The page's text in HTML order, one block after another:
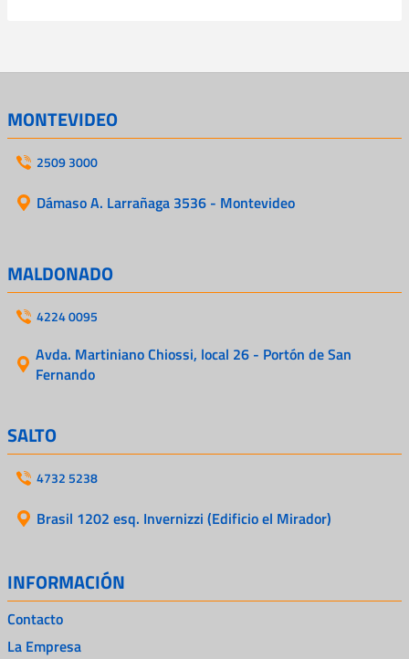
MONTEVIDEO
2509 3000
Dámaso A. Larrañaga 3536 - Montevideo
MALDONADO
4224 0095
Avda. Martiniano Chiossi, local 26 - Portón de San
Fernando
SALTO
4732 5238
Brasil 1202 esq. Invernizzi (Edificio el Mirador)
INFORMACIÓN
Contacto
La Empresa